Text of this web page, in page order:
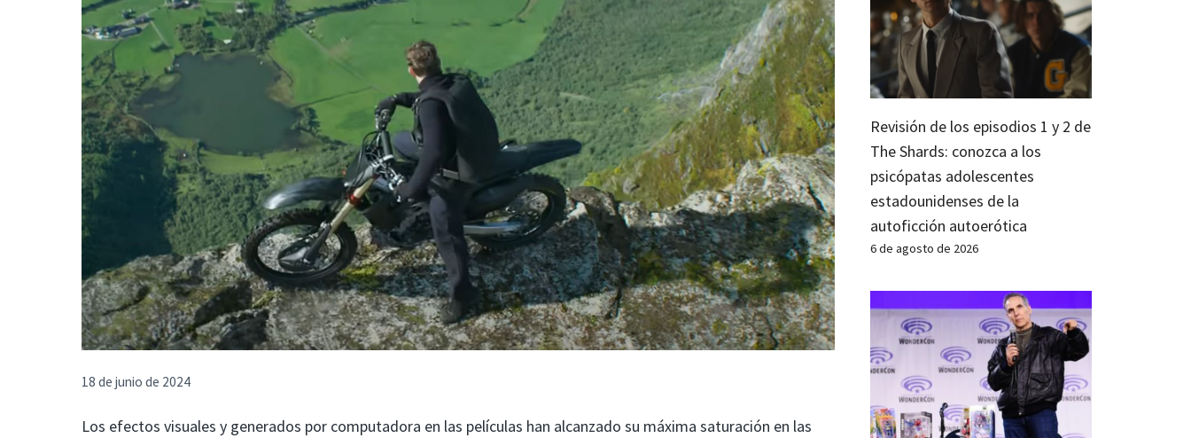
18 de junio de 2024
Los efectos visuales y generados por computadora en las películas han alcanzado su máxima saturación en las
Revisión de los episodios 1 y 2 de
The Shards: conozca a los
psicópatas adolescentes
estadounidenses de la
autoficción autoerótica
6 de agosto de 2026